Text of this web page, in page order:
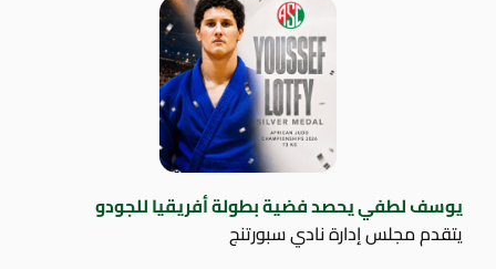
يوسف لطفي يحصد فضية بطولة أفريقيا للجودو
يتقدم مجلس إدارة نادي سبورتنج